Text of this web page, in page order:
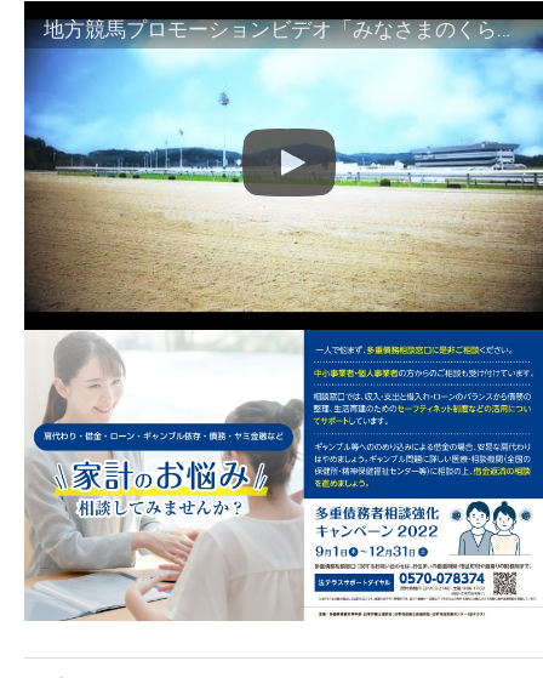
地方競馬プロモーションビデオ「みなさまのくらしのために」30秒篇｜NAR公式